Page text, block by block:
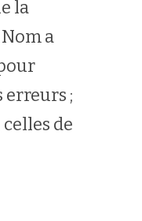
la
a
erreurs ;
de